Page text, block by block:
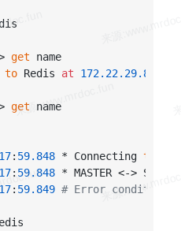
get name
to Redis at 172.22.29.87
get
17: 59.848 * Connecting to
17: 59.848
17: 59.849 # Error condition